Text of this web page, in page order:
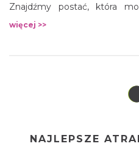
Znajdźmy postać, która
cieszyńskich uliczkach. Co
Kościelną?
więcej >>
NAJLEPSZE